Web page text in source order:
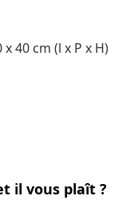
40 cm (l x P x H)
il vous plaît ?